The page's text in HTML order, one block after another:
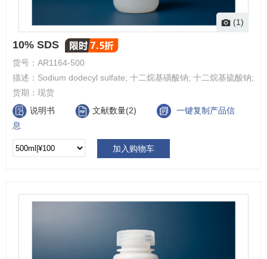
(1)
10% SDS
货号： AR1164-500
描述： Sodium dodecyl sulfate; 十二烷基磺酸钠; 十二烷基硫酸钠;
货期： 现货
说明书
文献数量(2)
一键复制产品信
息
加入购物车